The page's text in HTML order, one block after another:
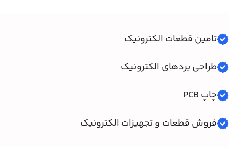
تامین قطعات الکترونیک
طراحی بردهای الکترونیک
چاپ PCB
فروش قطعات و تجهیزات الکترونیک